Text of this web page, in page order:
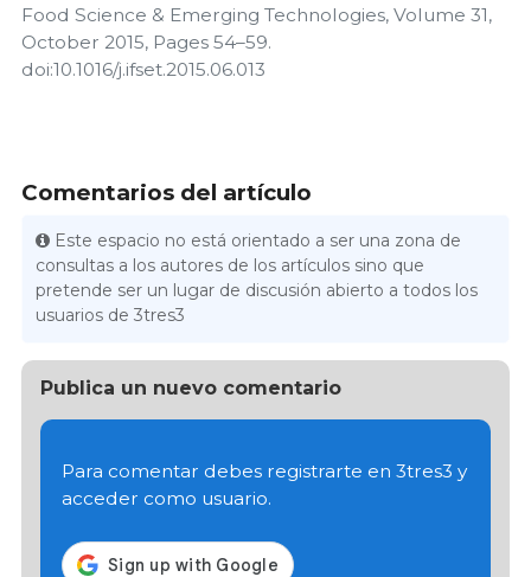
Food Science & Emerging Technologies, Volume 31,
October 2015, Pages 54–59.
doi:10.1016/j.ifset.2015.06.013
Comentarios del artículo
Este espacio no está orientado a ser una zona de
consultas a los autores de los artículos sino que
pretende ser un lugar de discusión abierto a todos los
usuarios de 3tres3
Publica un nuevo comentario
Para comentar debes registrarte en 3tres3 y
acceder como usuario.